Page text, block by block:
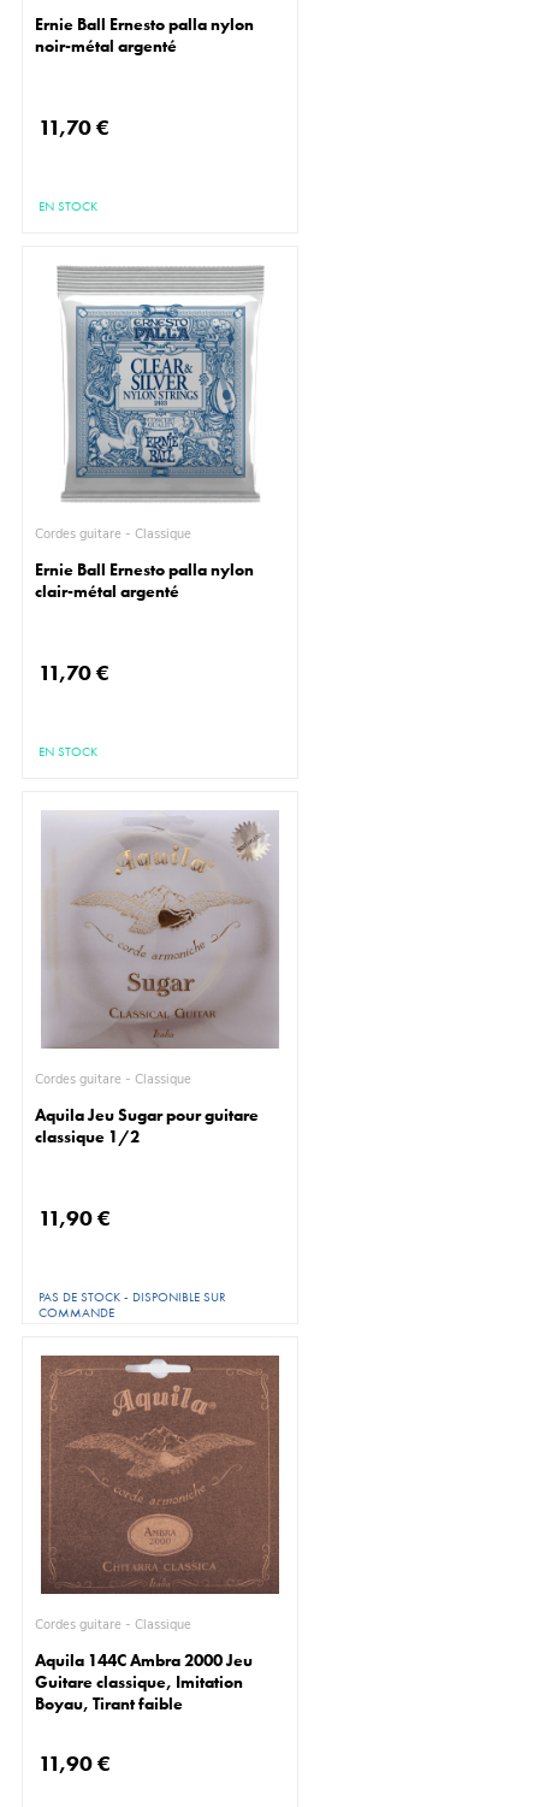
Ernie Ball Ernesto palla nylon
noir-métal argenté
11,70 €
EN STOCK
Cordes guitare - Classique
Ernie Ball Ernesto palla nylon
clair-métal argenté
11,70 €
EN STOCK
Cordes guitare - Classique
Aquila Jeu Sugar pour guitare
classique 1/2
11,90 €
PAS DE STOCK - DISPONIBLE SUR
COMMANDE
Cordes guitare - Classique
Aquila 144C Ambra 2000 Jeu
Guitare classique, Imitation
Boyau, Tirant faible
11,90 €